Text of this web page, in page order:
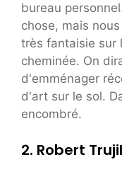
bureau
chose, mais
très fantaisie sur
cheminée. On
d'emménager
d'art sur le sol.
encombré.
2. Robert